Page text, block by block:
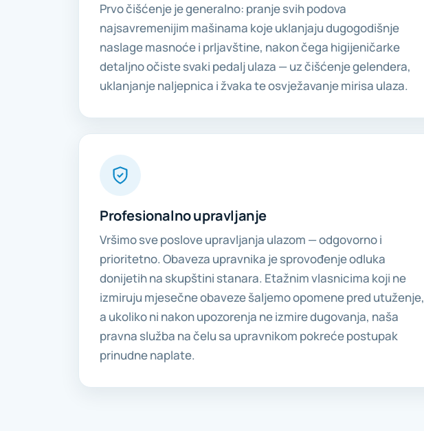
Prvo čišćenje je generalno: pranje svih podova
najsavremenijim mašinama koje uklanjaju dugogodišnje
naslage masnoće i prljavštine, nakon čega higijeničarke
detaljno očiste svaki pedalj ulaza — uz čišćenje gelendera,
uklanjanje naljepnica i žvaka te osvježavanje mirisa ulaza.
Profesionalno upravljanje
Vršimo sve poslove upravljanja ulazom — odgovorno i
prioritetno. Obaveza upravnika je sprovođenje odluka
donijetih na skupštini stanara. Etažnim vlasnicima koji ne
izmiruju mjesečne obaveze šaljemo opomene pred utuženje,
a ukoliko ni nakon upozorenja ne izmire dugovanja, naša
pravna služba na čelu sa upravnikom pokreće postupak
prinudne naplate.